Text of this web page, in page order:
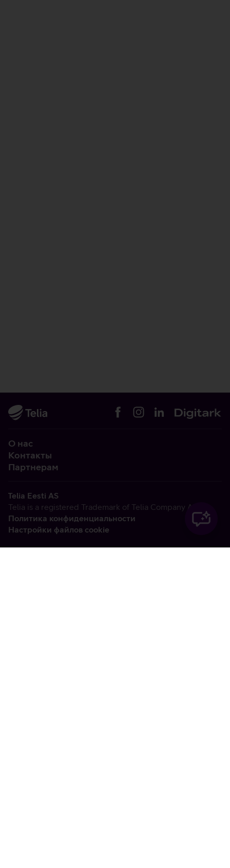
О нас
Контакты
Партнерам
Telia Eesti AS
Telia is a registered Trademark of Telia Company AB
Политика конфиденциальности
Настройки файлов cookie